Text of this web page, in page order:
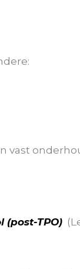
vast
(post-TPO)